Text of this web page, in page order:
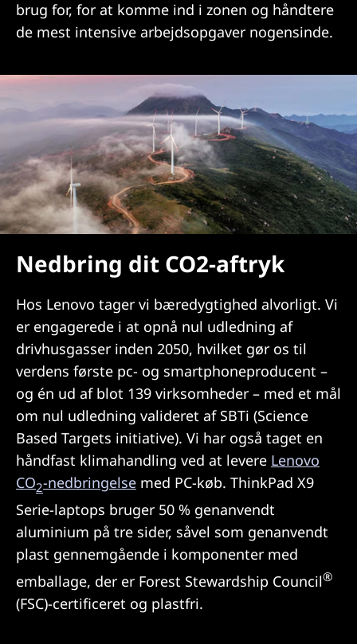
brug for, for at komme ind i zonen og håndtere
de mest intensive arbejdsopgaver nogensinde.
Nedbring dit CO2-aftryk
Hos Lenovo tager vi bæredygtighed alvorligt. Vi
er engagerede i at opnå nul udledning af
drivhusgasser inden 2050, hvilket gør os til
verdens første pc- og smartphoneproducent –
og én ud af blot 139 virksomheder – med et mål
om nul udledning valideret af SBTi (Science
Based Targets initiative). Vi har også taget en
håndfast klimahandling ved at levere Lenovo
CO2-nedbringelse med PC-køb. ThinkPad X9
Serie-laptops bruger 50 % genanvendt
aluminium på tre sider, såvel som genanvendt
plast gennemgående i komponenter med
emballage, der er Forest Stewardship Council®
(FSC)-certificeret og plastfri.